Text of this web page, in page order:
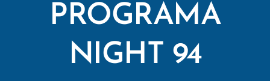
PROGRAMA
NIGHT 94